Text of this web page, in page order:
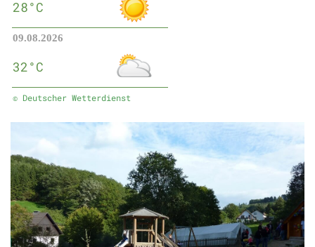
28°C
09.08.2026
32°C
© Deutscher Wetterdienst